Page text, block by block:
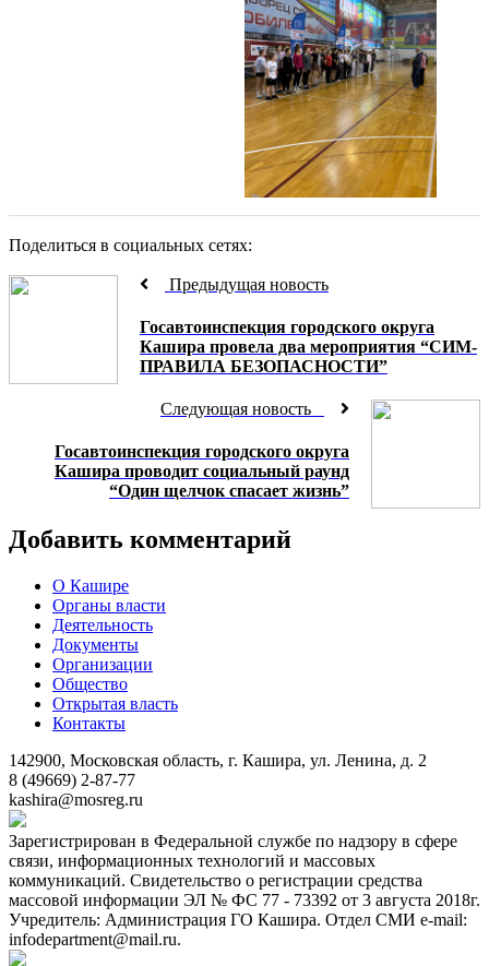
Поделиться в социальных сетях:
Предыдущая новость
Госавтоинспекция городского округа
Кашира провела два мероприятия “СИМ-
ПРАВИЛА БЕЗОПАСНОСТИ”
Следующая новость
Госавтоинспекция городского округа
Кашира проводит социальный раунд
“Один щелчок спасает жизнь”
Добавить комментарий
О Кашире
Органы власти
Деятельность
Документы
Организации
Общество
Открытая власть
Контакты
142900, Московская область, г. Кашира, ул. Ленина, д. 2
8 (49669) 2-87-77
kashira@mosreg.ru
Зарегистрирован в Федеральной службе по надзору в сфере
связи, информационных технологий и массовых
коммуникаций. Свидетельство о регистрации средства
массовой информации ЭЛ № ФС 77 - 73392 от 3 августа 2018г.
Учредитель: Администрация ГО Кашира. Отдел СМИ e-mail:
infodepartment@mail.ru.